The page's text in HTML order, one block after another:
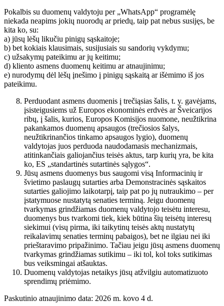
Pokalbis su duomenų valdytoju per „WhatsApp“ programėlę
niekada neapims jokių nuorodų ar priedų, taip pat nebus susijęs, be
kita ko, su:
a) jūsų lėšų likučiu pinigų sąskaitoje;
b) bet kokiais klausimais, susijusiais su sandorių vykdymu;
c) užsakymų pateikimu ar jų keitimu;
d) kliento asmens duomenų keitimu ar atnaujinimu;
e) nurodymų dėl lėšų įnešimo į pinigų sąskaitą ar išėmimo iš jos
pateikimu.
Perduodant asmens duomenis į trečiąsias šalis, t. y. gavėjams,
įsisteigusiems už Europos ekonominės erdvės ar Šveicarijos
ribų, į šalis, kurios, Europos Komisijos nuomone, neužtikrina
pakankamos duomenų apsaugos (trečiosios šalys,
neužtikrinančios tinkamo apsaugos lygio), duomenų
valdytojas juos perduoda naudodamasis mechanizmais,
atitinkančiais galiojančius teisės aktus, tarp kurių yra, be kita
ko, ES „standartinės sutartinės sąlygos“.
Jūsų asmens duomenys bus saugomi visą Informacinių ir
švietimo paslaugų sutarties arba Demonstracinės sąskaitos
sutarties galiojimo laikotarpį, taip pat po jų nutraukimo – per
įstatymuose nustatytą senaties terminą. Jeigu duomenų
tvarkymas grindžiamas duomenų valdytojo teisėtu interesu,
duomenys bus tvarkomi tiek, kiek būtina šių teisėtų interesų
siekimui (visų pirma, iki taikytinų teisės aktų nustatytų
reikalavimų senaties terminų pabaigos), bet ne ilgiau nei iki
prieštaravimo pripažinimo. Tačiau jeigu jūsų asmens duomenų
tvarkymas grindžiamas sutikimu – iki tol, kol toks sutikimas
bus veiksmingai atšauktas.
Duomenų valdytojas netaikys jūsų atžvilgiu automatizuoto
sprendimų priėmimo.
Paskutinio atnaujinimo data: 2026 m. kovo 4 d.